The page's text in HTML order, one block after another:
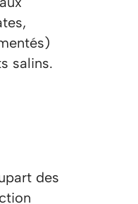
salins.
des